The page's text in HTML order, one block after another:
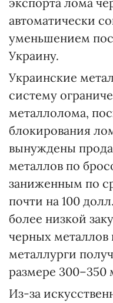
автоматически
уменьшением
Украину.
Украинские
систему
металлолома,
блокирования
вынуждены
металлов по
заниженным по
почти на 100
более низкой
черных металлов
металлурги
размере 300–350
Из-за